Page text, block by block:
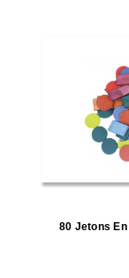
80 Jetons